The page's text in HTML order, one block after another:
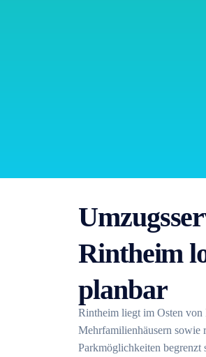
Rintheim
planbar
Rintheim liegt im Osten von
Mehrfamilienhäusern sowie
Parkmöglichkeiten begrenzt